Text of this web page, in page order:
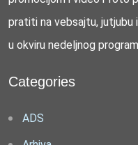
pratiti na vebsajtu, jutjubu
u okviru nedeljnog
Categories
ADS